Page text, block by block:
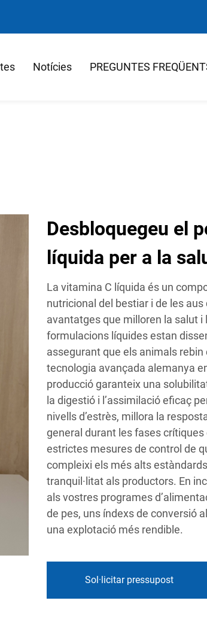
Notícies PREGUNTES
Desbloquegeu el
líquida per a la
La vitamina C líquida és un
nutricional del bestiar i de les
avantatges que milloren la salut
formulacions líquides estan
assegurant que els animals
tecnologia avançada alemanya
producció garanteix una
la digestió i l’assimilació eficaç
nivells d’estrès, millora la
general durant les fases
estrictes mesures de control de
compleixi els més alts
tranquil·litat als productors. En
als vostres programes
de pes, uns índexs de conversió
una explotació més rendible.
Sol·licitar pressupost